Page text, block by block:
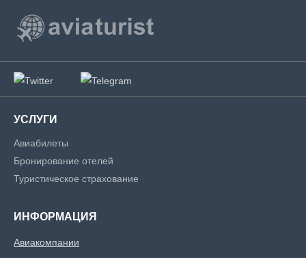
УСЛУГИ
Авиабилеты
Бронирование отелей
Туристическое страхование
ИНФОРМАЦИЯ
Авиакомпании